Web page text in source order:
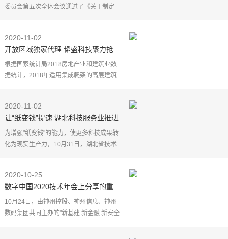
委员会第五次全体会议通过了《关于制定
坚持创新在我国
2020-11-02
开放区域独家代理 韬盛科技聚力抢
滩千亿级市场
根据国家统计局2018房地产业和建筑业数
据统计，2018年适用集成爬架的高层建筑
爬架产业蕴藏着
2020-11-02
让“纸变钱”提速 湖北科技服务业推进
行业自律
为增强"纸变钱"的能力，使更多科技成果转
化为现实生产力，10月31日，湖北省技术
记者获悉，该专业委员会将推进科技服务
业
2020-10-25
数字中国2020技术年会上分享的重
磅观点和最新思潮都在这里→
10月24日，由神州控股、神州信息、神州
数码集团共同主办的"新基建 新金融 新安全